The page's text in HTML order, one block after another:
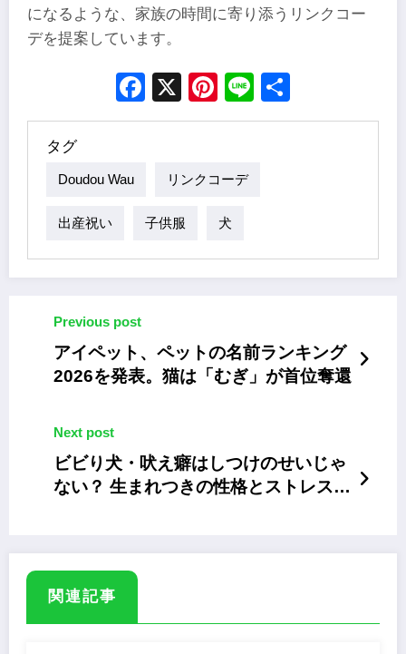
になるような、家族の時間に寄り添うリンクコー
デを提案しています。
Facebook
X Pinterest
Line
タグ
Doudou Wau リンクコーデ
出産祝い 子供服 犬
Previous post
アイペット、ペットの名前ランキング
2026を発表。猫は「むぎ」が首位奪還
Next post
ビビり犬・吠え癖はしつけのせいじゃ
ない？ 生まれつきの性格とストレスの
関連記事